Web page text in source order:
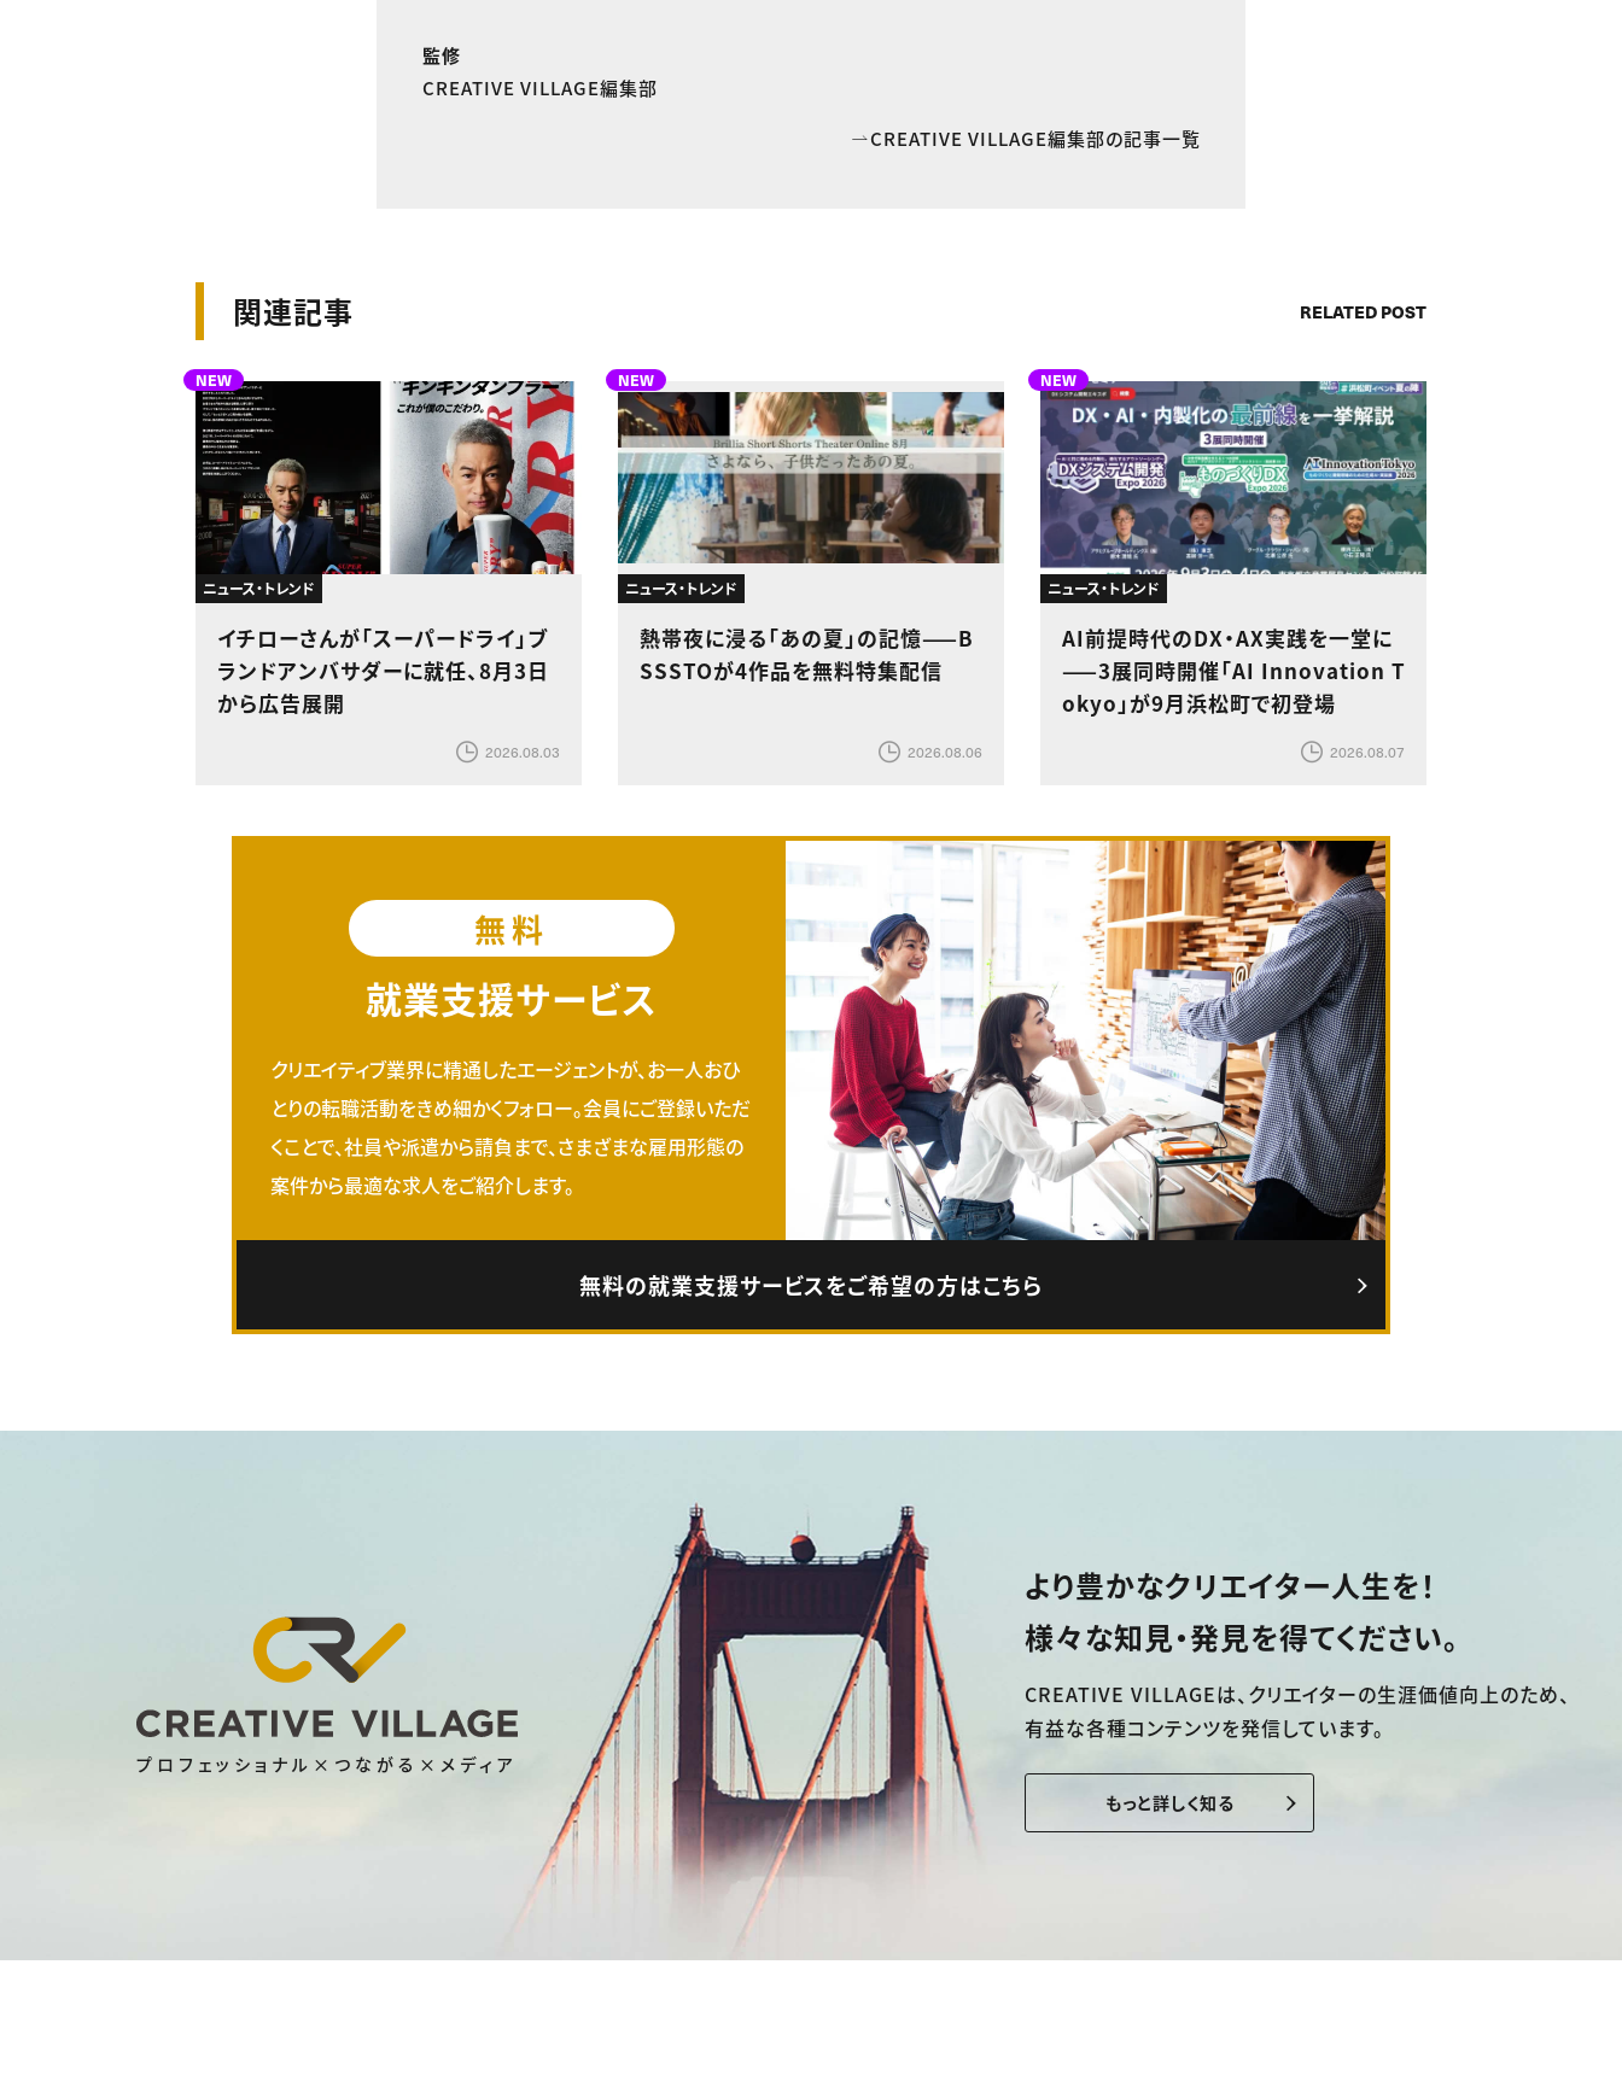
監修
CREATIVE VILLAGE編集部
CREATIVE VILLAGE編集部の記事一覧
関連記事 RELATED POST
NEW
ニュース・トレンド
イチローさんが「スーパードライ」ブ
ランドアンバサダーに就任、8月3日
から広告展開
2026.08.03
NEW
ニュース・トレンド
熱帯夜に浸る「あの夏」の記憶——B
SSSTOが4作品を無料特集配信
2026.08.06
NEW
ニュース・トレンド
AI前提時代のDX・AX実践を一堂に
——3展同時開催「AI Innovation T
okyo」が9月浜松町で初登場
2026.08.07
無料
就業支援サービス
クリエイティブ業界に精通したエージェントが、お一人おひ
とりの転職活動をきめ細かくフォロー。会員にご登録いただ
くことで、社員や派遣から請負まで、さまざまな雇用形態の
案件から最適な求人をご紹介します。
無料の就業支援サービスをご希望の方はこちら
プロフェッショナル×つながる×メディア
より豊かなクリエイター人生を！
様々な知見・発見を得てください。
CREATIVE VILLAGEは、 クリエイターの生涯価値向上のため、
有益な各種コンテンツを発信しています。
もっと詳しく知る